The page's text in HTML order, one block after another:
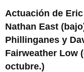
Actuación de
Nathan East
Phillinganes y
Fairweather Low
octubre.)